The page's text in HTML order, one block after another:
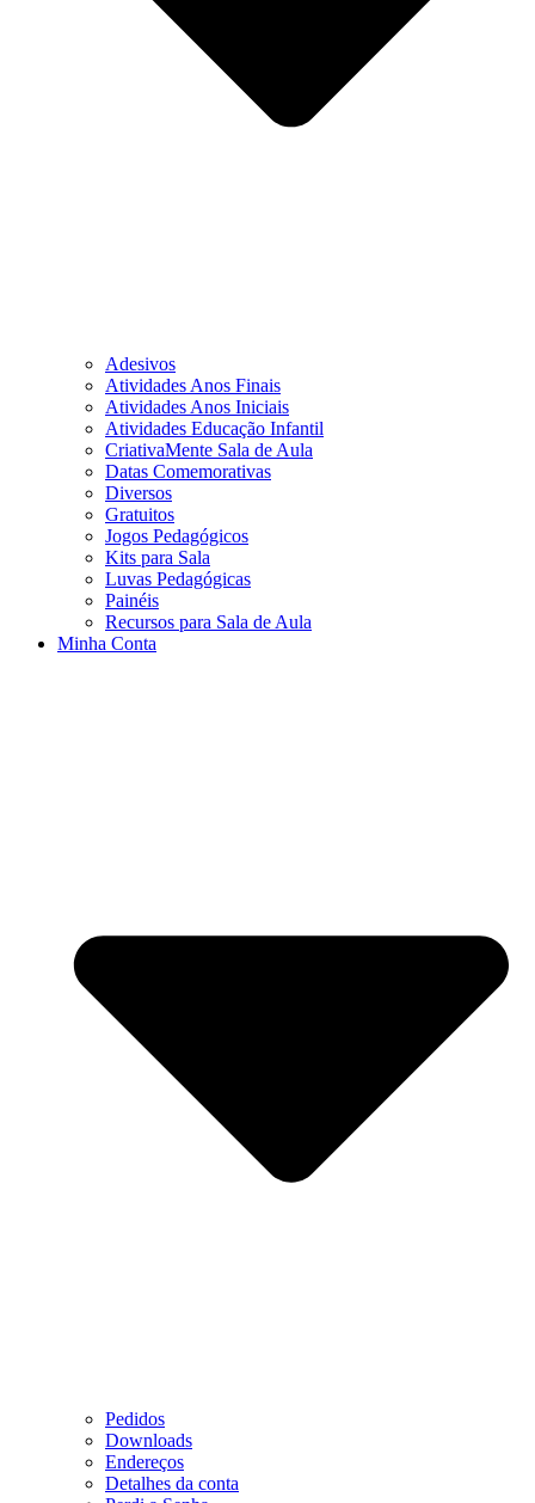
Adesivos
Atividades Anos Finais
Atividades Anos Iniciais
Atividades Educação Infantil
CriativaMente Sala de Aula
Datas Comemorativas
Diversos
Gratuitos
Jogos Pedagógicos
Kits para Sala
Luvas Pedagógicas
Painéis
Recursos para Sala de Aula
Minha Conta
Pedidos
Downloads
Endereços
Detalhes da conta